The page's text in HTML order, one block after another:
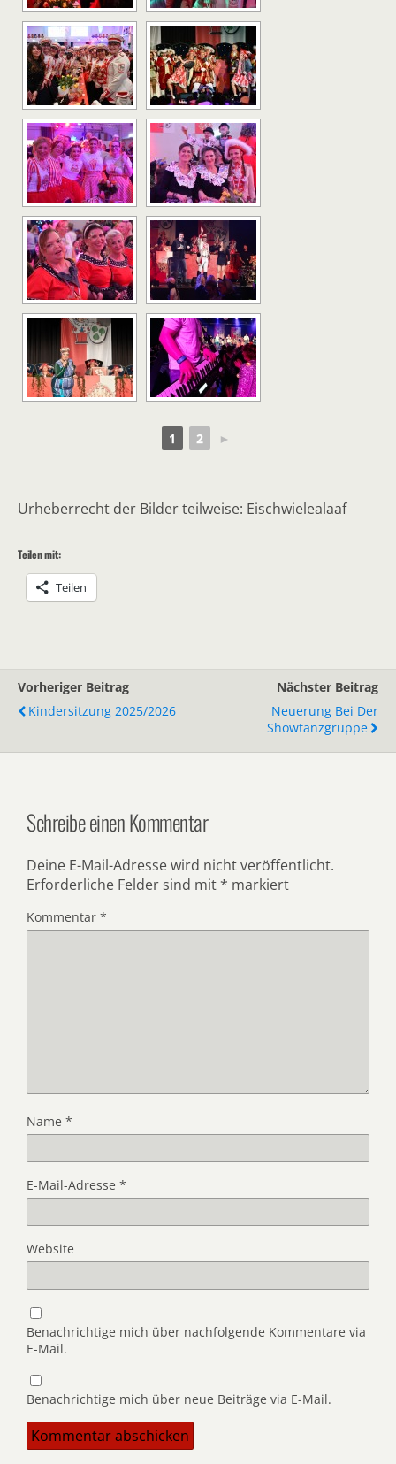
1 2 ►
Urheberrecht der Bilder teilweise: Eischwielealaaf
Teilen mit:
Teilen
Vorheriger Beitrag
Kindersitzung 2025/2026
Nächster Beitrag
Neuerung Bei Der
Showtanzgruppe
Schreibe einen Kommentar
Deine E-Mail-Adresse wird nicht veröffentlicht.
Erforderliche Felder sind mit * markiert
Kommentar *
Name *
E-Mail-Adresse *
Website
Benachrichtige mich über nachfolgende Kommentare via
E-Mail.
Benachrichtige mich über neue Beiträge via E-Mail.